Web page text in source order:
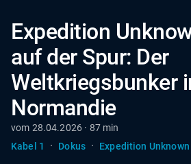
Expedition
auf der Spur: Der
Weltkriegsbunker
Normandie
vom 28.04.2026 · 87 min
Kabel 1
· Dokus · Expedition